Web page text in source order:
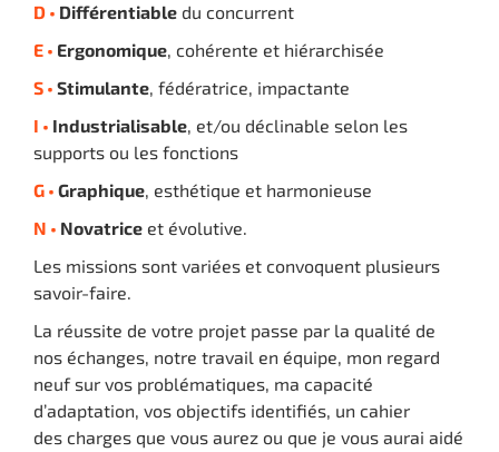
D • Différentiable du concurrent
E • Ergonomique, cohérente et hiérarchisée
S • Stimulante, fédératrice, impactante
I • Industrialisable, et/ou déclinable selon les
supports ou les fonctions
G • Graphique, esthétique et harmonieuse
N • Novatrice et évolutive.
Les missions sont variées et convoquent plusieurs
savoir-faire.
La réussite de votre projet passe par la qualité de
nos échanges, notre travail en équipe, mon regard
neuf sur vos problématiques, ma capacité
d’adaptation, vos objectifs identifiés, un cahier
des charges que vous aurez ou que je vous aurai aidé